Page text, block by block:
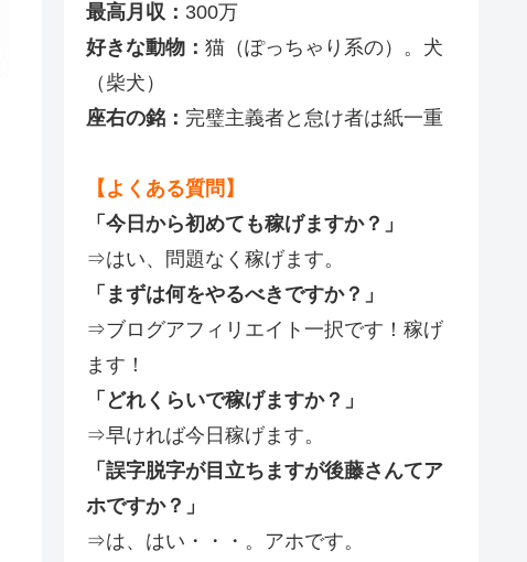
最高月収： 300万
好きな動物： 猫（ぽっちゃり系の）。犬
（柴犬）
座右の銘： 完璧主義者と怠け者は紙一重
【よくある質問】
「今日から初めても稼げますか？」
⇒はい、問題なく稼げます。
「まずは何をやるべきですか？」
⇒ブログアフィリエイト一択です！稼げ
ます！
「どれくらいで稼げますか？」
⇒早ければ今日稼げます。
「誤字脱字が目立ちますが後藤さんてア
ホですか？」
⇒は、はい・・・。アホです。